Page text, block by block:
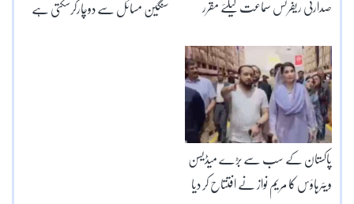
سنگین مسائل سے دوچارکرسکتی ہے صدارتی ریفرنس سماعت کیلئے مقرر
پاکستان کے سب سے بڑے میڈیسن
ویئرہاؤس کا مریم نواز نے افتتاح کر دیا